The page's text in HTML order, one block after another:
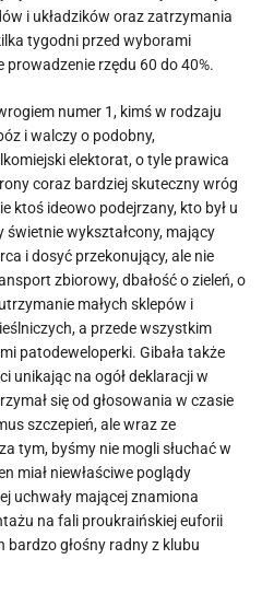
i układzików oraz zatrzymania
tygodni przed wyborami
prowadzenie rzędu 60 do 40%.
numer 1, kimś w rodzaju
i walczy o podobny,
elektorat, o tyle prawica
coraz bardziej skuteczny wróg
ktoś ideowo podejrzany, kto był u
świetnie wykształcony, mający
i dosyć przekonujący, ale nie
zbiorowy, dbałość o zieleń, o
małych sklepów i
a przede wszystkim
patodeweloperki. Gibała także
unikając na ogół deklaracji w
się od głosowania w czasie
szczepień, ale wraz ze
tym, byśmy nie mogli słuchać w
miał niewłaściwe poglądy
uchwały mającej znamiona
na fali proukraińskiej euforii
bardzo głośny radny z klubu